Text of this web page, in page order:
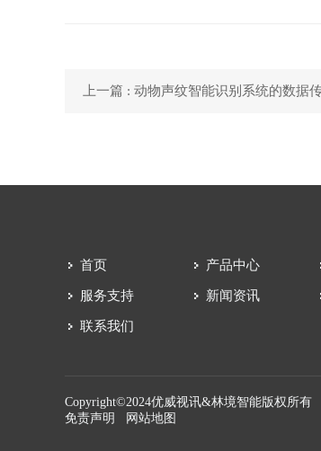
首页 产品中心
服务支持 新闻资讯
联系我们
Copyright©2024优威视讯&林境智能版权所有
免责声明
网站地图